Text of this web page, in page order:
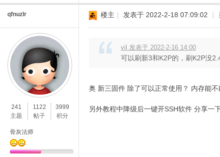
qfnuzlr
241
主题
1122
帖子
3999
积分
骨灰法师
楼主 | 发表于 2022-2-18 07:09:02 |
vil 发表于 2022-2-16 14:00
可以刷新3和K2P的，刷K2P没
奥 新三固件 除了可以正常使用？ 内存能
另外教程中降级后一键开SSH软件 分享一